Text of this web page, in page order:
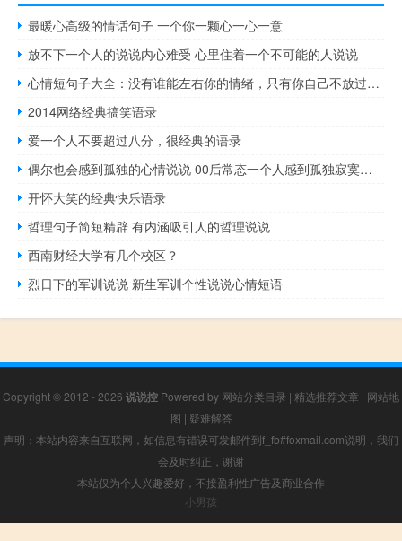
最暖心高级的情话句子 一个你一颗心一心一意
放不下一个人的说说内心难受 心里住着一个不可能的人说说
心情短句子大全：没有谁能左右你的情绪，只有你自己不放过自己
2014网络经典搞笑语录
爱一个人不要超过八分，很经典的语录
偶尔也会感到孤独的心情说说 00后常态一个人感到孤独寂寞的心情说说
开怀大笑的经典快乐语录
哲理句子简短精辟 有内涵吸引人的哲理说说
西南财经大学有几个校区？
烈日下的军训说说 新生军训个性说说心情短语
Copyright © 2012 - 2026 说说控 Powered by 网站分类目录 | 精选推荐文章 | 网站地
图 | 疑难解答
声明：本站内容来自互联网，如信息有错误可发邮件到f_fb#foxmail.com说明，我们
会及时纠正，谢谢
本站仅为个人兴趣爱好，不接盈利性广告及商业合作
小男孩